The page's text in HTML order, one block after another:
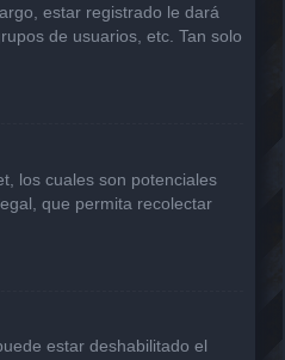
estar registrado le dará
de usuarios, etc. Tan solo
los cuales son potenciales
que permita recolectar
estar deshabilitado el